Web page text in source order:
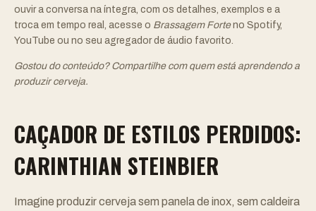
ouvir a conversa na íntegra, com os detalhes, exemplos e a
troca em tempo real, acesse o Brassagem Forteno Spotify,
YouTube ou no seu agregador de áudio favorito.
Gostou do conteúdo? Compartilhe com quem está aprendendo a
produzir cerveja.
CAÇADOR DE ESTILOS PERDIDOS:
CARINTHIAN STEINBIER
Imagine produzir cerveja sem panela de inox, sem caldeira